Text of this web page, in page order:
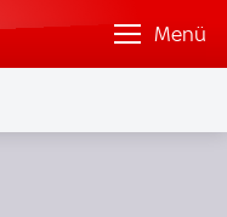
Menü